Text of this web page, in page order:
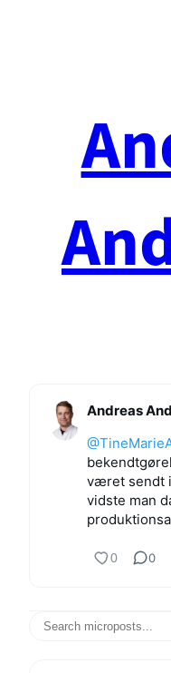
Andreas
været sendt
vidste man
0 0